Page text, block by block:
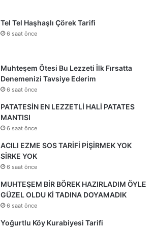
Tel Tel Haşhaşlı Çörek Tarifi
6 saat önce
Muhteşem Ötesi Bu Lezzeti İlk Fırsatta
Denemenizi Tavsiye Ederim
6 saat önce
PATATESİN EN LEZZETLİ HALİ PATATES
MANTISI
6 saat önce
ACILI EZME SOS TARİFİ PİŞİRMEK YOK
SİRKE YOK
6 saat önce
MUHTEŞEM BİR BÖREK HAZIRLADIM ÖYLE
GÜZEL OLDU Kİ TADINA DOYAMADIK
6 saat önce
Yoğurtlu Köy Kurabiyesi Tarifi